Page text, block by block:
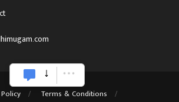
Terms & Conditions